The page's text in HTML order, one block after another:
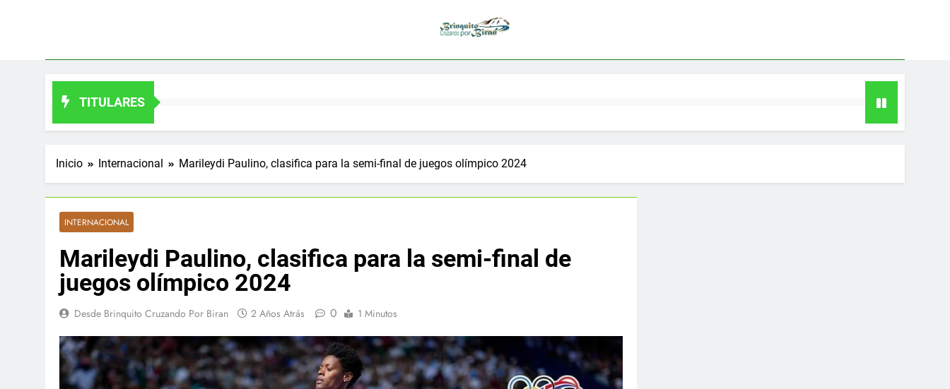
TITULARES
Inicio Internacional Marileydi Paulino, clasifica para la semi-final de juegos olímpico 2024
INTERNACIONAL
Marileydi Paulino, clasifica para la semi-final de
juegos olímpico 2024
Desde Brinquito Cruzando Por Biran 2 Años Atrás 0 1 Minutos